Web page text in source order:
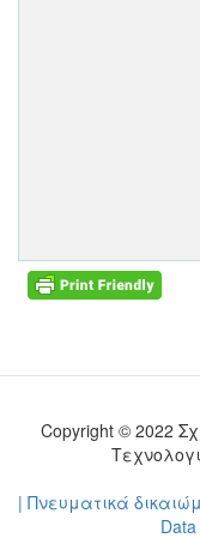
Copyright © 2022
| Πνευματικά